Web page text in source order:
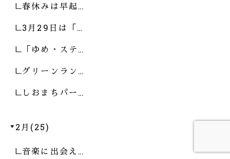
春休みは早起…
3月29日は「…
「ゆめ・ステ…
グリーンラン…
しおまちパー…
2月(25)
音楽に出会え…